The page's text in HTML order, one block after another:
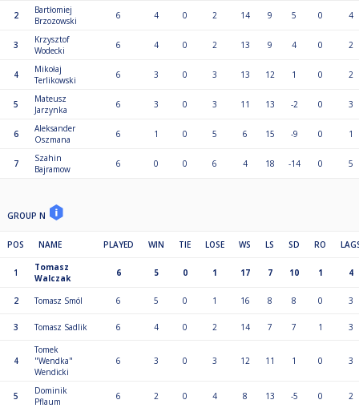
2
Bartłomiej
Brzozowski
6 4 0 2 14 9 5 0 4
3
Krzysztof
Wodecki
6 4 0 2 13 9 4 0 2
4
Mikołaj
Terlikowski
6 3 0 3 13 12 1 0 2
5
Mateusz
Jarzynka
6 3 0 3 11 13 -2 0 3
6
Aleksander
Oszmana
6 1 0 5 6 15 -9 0 1
7
Szahin
Bajramow
6 0 0 6 4 18 -14 0 5
GROUP N
POS NAME PLAYED WIN TIE LOSE WS LS SD RO
1
Tomasz
Walczak
6 5 0 1 17 7 10 1 4
2 Tomasz Smól 6 5 0 1 16 8 8 0 3
3 Tomasz Sadlik 6 4 0 2 14 7 7 1 3
4
Tomek
"Wendka"
Wendicki
6 3 0 3 12 11 1 0 3
5
Dominik
Pflaum
6 2 0 4 8 13 -5 0 2